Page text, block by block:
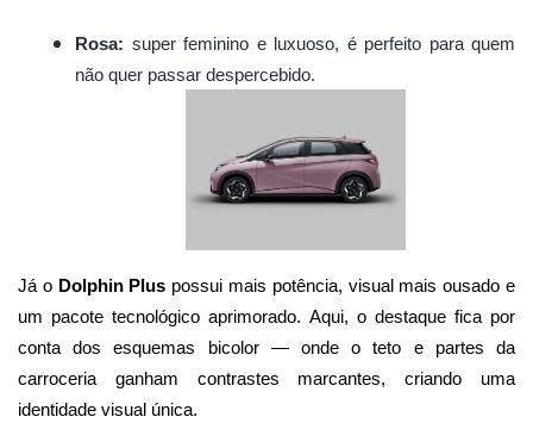
Rosa: super feminino e luxuoso, é perfeito para quem
não quer passar despercebido.
Já o Dolphin Plus possui mais potência, visual mais ousado e
um pacote tecnológico aprimorado. Aqui, o destaque fica por
conta dos esquemas bicolor — onde o teto e partes da
carroceria ganham contrastes marcantes, criando uma
identidade visual única.